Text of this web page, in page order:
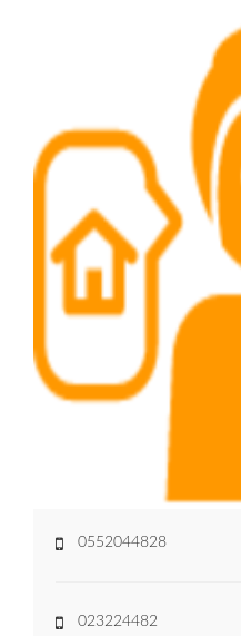
0552044828
023224482